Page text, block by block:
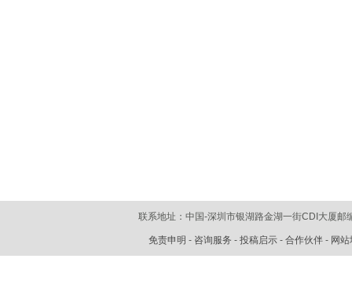
联系地址：中国-深圳市银湖路金湖一街CDI大厦邮
免责申明 - 咨询服务 - 投稿启示- 合作伙伴- 网